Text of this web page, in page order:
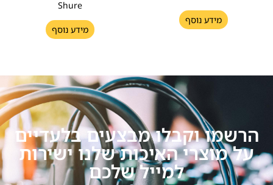
מידע נוסף
Shure
מידע נוסף
הרשמו וקבלו מבצעים בלעדיים
על מוצרי האיכות שלנו ישירות
למייל שלכם